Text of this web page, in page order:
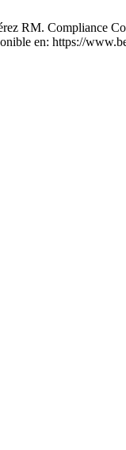
RM. Compliance
en: https://